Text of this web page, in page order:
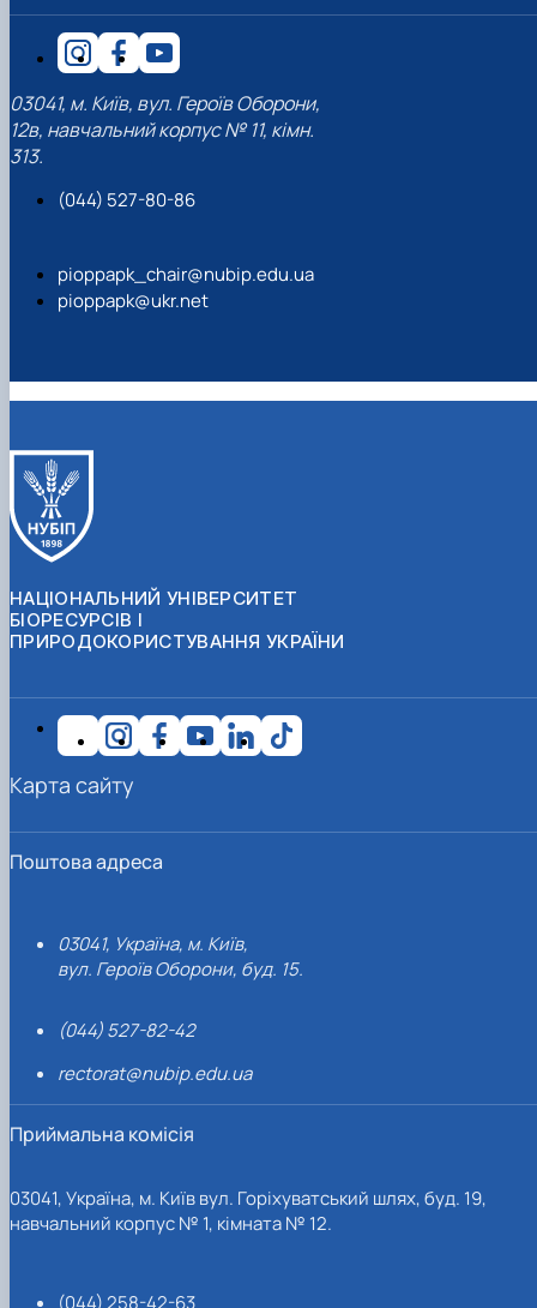
03041, м. Київ, вул. Героїв Оборони,
12в, навчальний корпус № 11, кімн.
313.
(044) 527-80-86
pioppapk_chair@nubip.edu.ua
pioppapk@ukr.net
НАЦІОНАЛЬНИЙ УНІВЕРСИТЕТ
БІОРЕСУРСІВ І
ПРИРОДОКОРИСТУВАННЯ УКРАЇНИ
Поштова адреса
03041, Україна, м. Київ,
вул. Героїв Оборони, буд. 15.
(044) 527-82-42
rectorat@nubip.edu.ua
Приймальна комісія
03041, Україна, м. Київ вул. Горіхуватський шлях, буд. 19,
навчальний корпус № 1, кімната № 12.
(044) 258-42-63
Карта сайту